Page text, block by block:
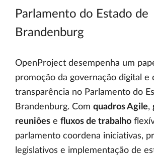
Parlamento do Estado de
Brandenburg
OpenProject desempenha um
promoção da governação digital e
transparência no Parlamento do
Brandenburg. Com quadros Agile,
reuniões e fluxos de trabalho
parlamento coordena iniciativas,
legislativos e implementação de